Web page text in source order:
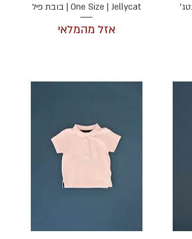
תצוגה מהירה
One Size | Jellycat | בובת פיל
אזל מהמלאי